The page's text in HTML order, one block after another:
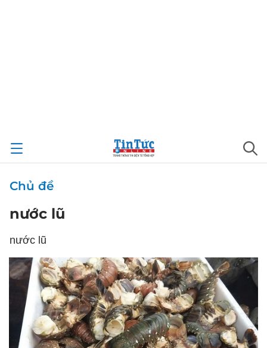
Chủ đề
nước lũ
nước lũ